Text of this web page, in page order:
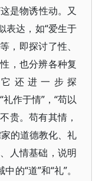
是物诱性动。又
表达，如“爱生于
，即探讨了性、
，也分辨各种复
还进一步探
礼作于情”，“苟以
贵。苟有其情，
的道德教化、礼
人情基础，说明
的“道”和“礼”。